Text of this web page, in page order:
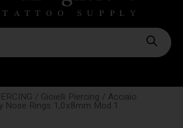
/ Gioielli Piercing / Acciaio
Nose Rings 1,0x8mm Mod.1